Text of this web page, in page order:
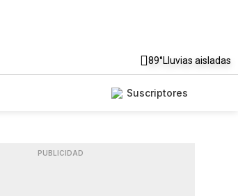
89°Lluvias aisladas
Suscriptores
PUBLICIDAD